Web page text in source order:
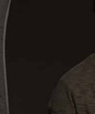
Sie auch
Betriebswirt